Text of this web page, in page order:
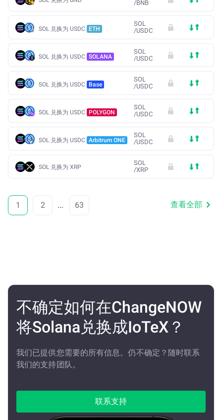
/BNB
SOL 兑换为 USDC ETH
SOL
/USDC
SOL 兑换为 USDC SOLANA
SOL
/USDC
SOL 兑换为 USDC Base
SOL
/USDC
SOL 兑换为 USDC POLYGON
SOL
/USDC
SOL 兑换为 USDC Arbitrum ONE
SOL
/USDC
SOL 兑换为 XRP
SOL
/XRP
1 2 ... 63 查看全部
不确定如何在ChangeNOW
将Solana兑换成IoTeX？
我们已提供您需要的所有信息。仍不确定？随时联系
我们的支持团队。
联系支持